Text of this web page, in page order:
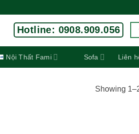
Hotline: 0908.909.056
Nội Thất Fami Sofa Liên
Showing